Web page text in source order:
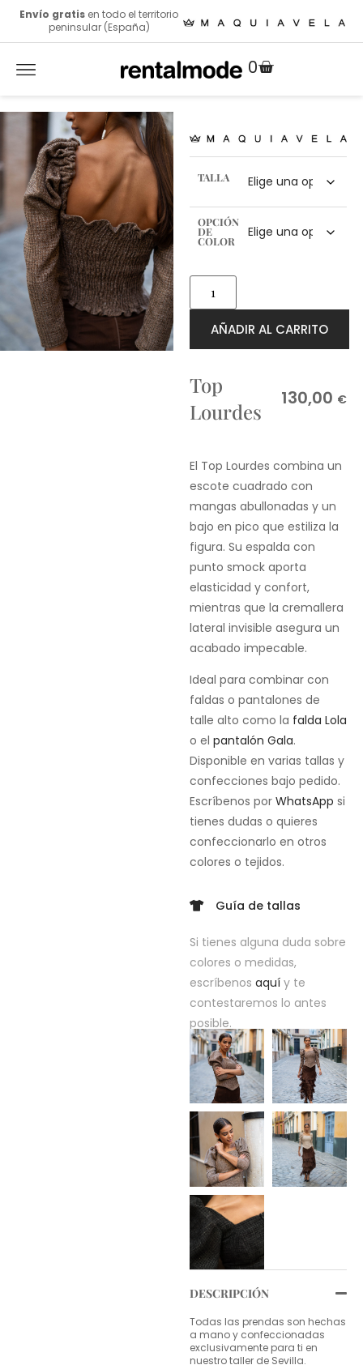
Envío gratis en todo el territorio
peninsular (España)
0
TALLA
OPCIÓN
DE
COLOR
AÑADIR AL CARRITO
Top
Lourdes
130,00 €
El Top Lourdes combina un
escote cuadrado con
mangas abullonadas y un
bajo en pico que estiliza la
figura. Su espalda con
punto smock aporta
elasticidad y confort,
mientras que la cremallera
lateral invisible asegura un
acabado impecable.
Ideal para combinar con
faldas o pantalones de
talle alto como la falda Lola
o el pantalón Gala.
Disponible en varias tallas y
confecciones bajo pedido.
Escríbenos por WhatsApp si
tienes dudas o quieres
confeccionarlo en otros
colores o tejidos.
Guía de tallas
Si tienes alguna duda sobre
colores o medidas,
escríbenos aquíy te
contestaremos lo antes
posible.
DESCRIPCIÓN
Todas las prendas son hechas
a mano y confeccionadas
exclusivamente para ti en
nuestro taller de Sevilla.